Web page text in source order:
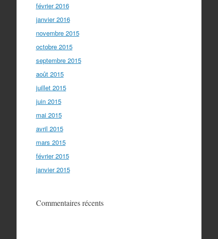
février 2016
janvier 2016
novembre 2015
octobre 2015
septembre 2015
août 2015
juillet 2015
juin 2015
mai 2015
avril 2015
mars 2015
février 2015
janvier 2015
Commentaires récents